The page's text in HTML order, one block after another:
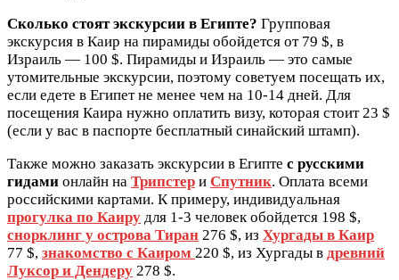
Сколько стоят экскурсии в Египте? Групповая
экскурсия в Каир на пирамиды обойдется от 79 $, в
Израиль — 100 $. Пирамиды и Израиль — это самые
утомительные экскурсии, поэтому советуем посещать их,
если едете в Египет не менее чем на 10-14 дней. Для
посещения Каира нужно оплатить визу, которая стоит 23 $
(если у вас в паспорте бесплатный синайский штамп).
Также можно заказать экскурсии в Египте с русскими
гидами онлайн на Трипстер и Спутник. Оплата всеми
российскими картами. К примеру, индивидуальная
прогулка по Каиру для 1-3 человек обойдется 198 $,
снорклинг у острова Тиран 276 $, из Хургады в Каир
77 $, знакомство с Каиром 220 $, из Хургады в древний
Луксор и Дендеру 278 $.